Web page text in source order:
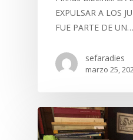
EXPULSAR A LOS
FUE PARTE DE UN…
sefaradies
marzo 25,